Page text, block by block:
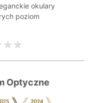
okulary
poziom
Optyczne